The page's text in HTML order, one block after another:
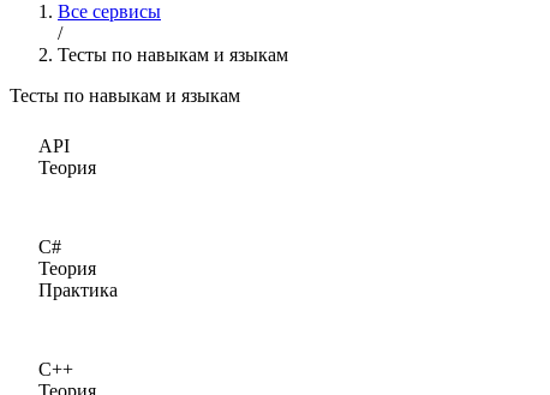
Все сервисы
/
Тесты по навыкам и языкам
Тесты по навыкам и языкам
API
Теория
C#
Теория
Практика
C++
Теория